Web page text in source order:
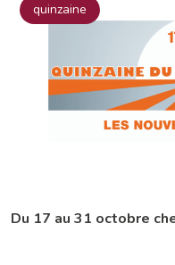
quinzaine
Du 17 au 31 octobre